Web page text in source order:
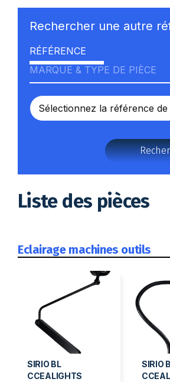
Rechercher une autre
RÉFÉRENCE
MARQUE & TYPE DE PIÈCE
Liste des pièces
Eclairage machines outils
SIRIO BL
CCEALIGHTS
SIRIO